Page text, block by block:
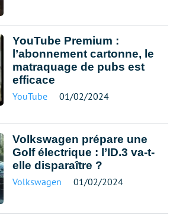
YouTube Premium :
l’abonnement cartonne, le
matraquage de pubs est
efficace
YouTube 01/02/2024
Volkswagen prépare une
Golf électrique : l’ID.3 va-t-
elle disparaître ?
Volkswagen 01/02/2024